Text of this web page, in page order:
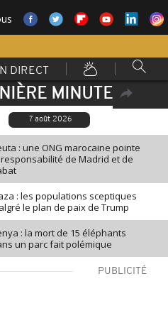
DIRECT
MINUTE
7 août 2026
: une ONG marocaine pointe
de Madrid et de
: les populations sceptiques
le plan de paix de Trump
: la mort de 15 éléphants
un parc fait polémique
PUBLICITÉ